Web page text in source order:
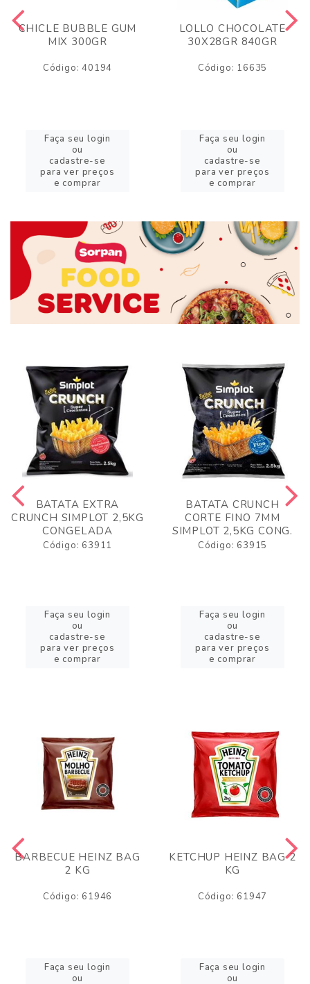
CHICLE BUBBLE GUM
MIX 300GR
Código: 40194
Faça seu login
ou
cadastre-se
para ver preços
e comprar
LOLLO CHOCOLATE
30X28GR 840GR
Código: 16635
Faça seu login
ou
cadastre-se
para ver preços
e comprar
BATATA EXTRA
CRUNCH SIMPLOT 2,5KG
CONGELADA
Código: 63911
Faça seu login
ou
cadastre-se
para ver preços
e comprar
BATATA CRUNCH
CORTE FINO 7MM
SIMPLOT 2,5KG CONG.
Código: 63915
Faça seu login
ou
cadastre-se
para ver preços
e comprar
BARBECUE HEINZ BAG
2 KG
Código: 61946
Faça seu login
ou
KETCHUP HEINZ BAG 2
KG
Código: 61947
Faça seu login
ou